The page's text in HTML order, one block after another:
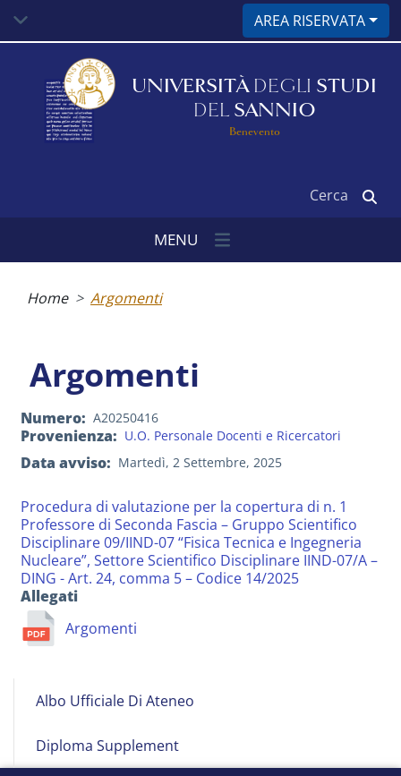
contenuto
AREA RISERVATA
UNIVERSITÀ DEGLI STUDI
DEL SANNIO
Benevento
MENU
Home Argomenti
Albo
Albo Ufficiale Di Ateneo
Diploma Supplement
Argomenti
Numero A20250416
Provenienza U.O. Personale Docenti e Ricercatori
Data avviso Martedì, 2 Settembre, 2025
Procedura di valutazione per la copertura di n. 1
Professore di Seconda Fascia – Gruppo Scientifico
Disciplinare 09/IIND-07 “Fisica Tecnica e Ingegneria
Nucleare”, Settore Scientifico Disciplinare IIND-07/A –
DING - Art. 24, comma 5 – Codice 14/2025
Allegati
Argomenti